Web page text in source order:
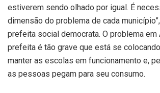
estiverem sendo olhado por igual. É
dimensão do problema de cada
prefeita social democrata. O problema em
prefeita é tão grave que está se
manter as escolas em funcionamento e,
as pessoas pegam para seu consumo.